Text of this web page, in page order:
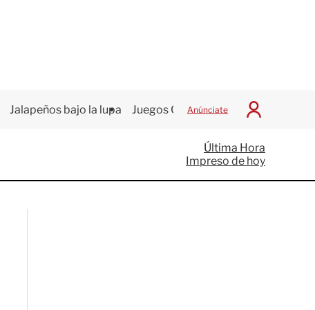
Jalapeños bajo la lupa Juegos Centroamericanos
Anúnciate
I
c
i
a
Última Hora
Impreso de hoy